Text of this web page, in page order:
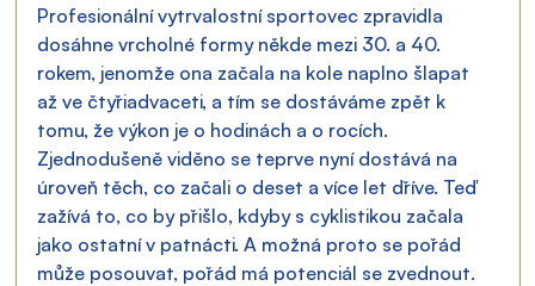
Profesionální vytrvalostní sportovec zpravidla
dosáhne vrcholné formy někde mezi 30. a 40.
rokem, jenomže ona začala na kole naplno šlapat
až ve čtyřiadvaceti, a tím se dostáváme zpět k
tomu, že výkon je o hodinách a o rocích.
Zjednodušeně viděno se teprve nyní dostává na
úroveň těch, co začali o deset a více let dříve. Teď
zažívá to, co by přišlo, kdyby s cyklistikou začala
jako ostatní v patnácti. A možná proto se pořád
může posouvat, pořád má potenciál se zvednout.